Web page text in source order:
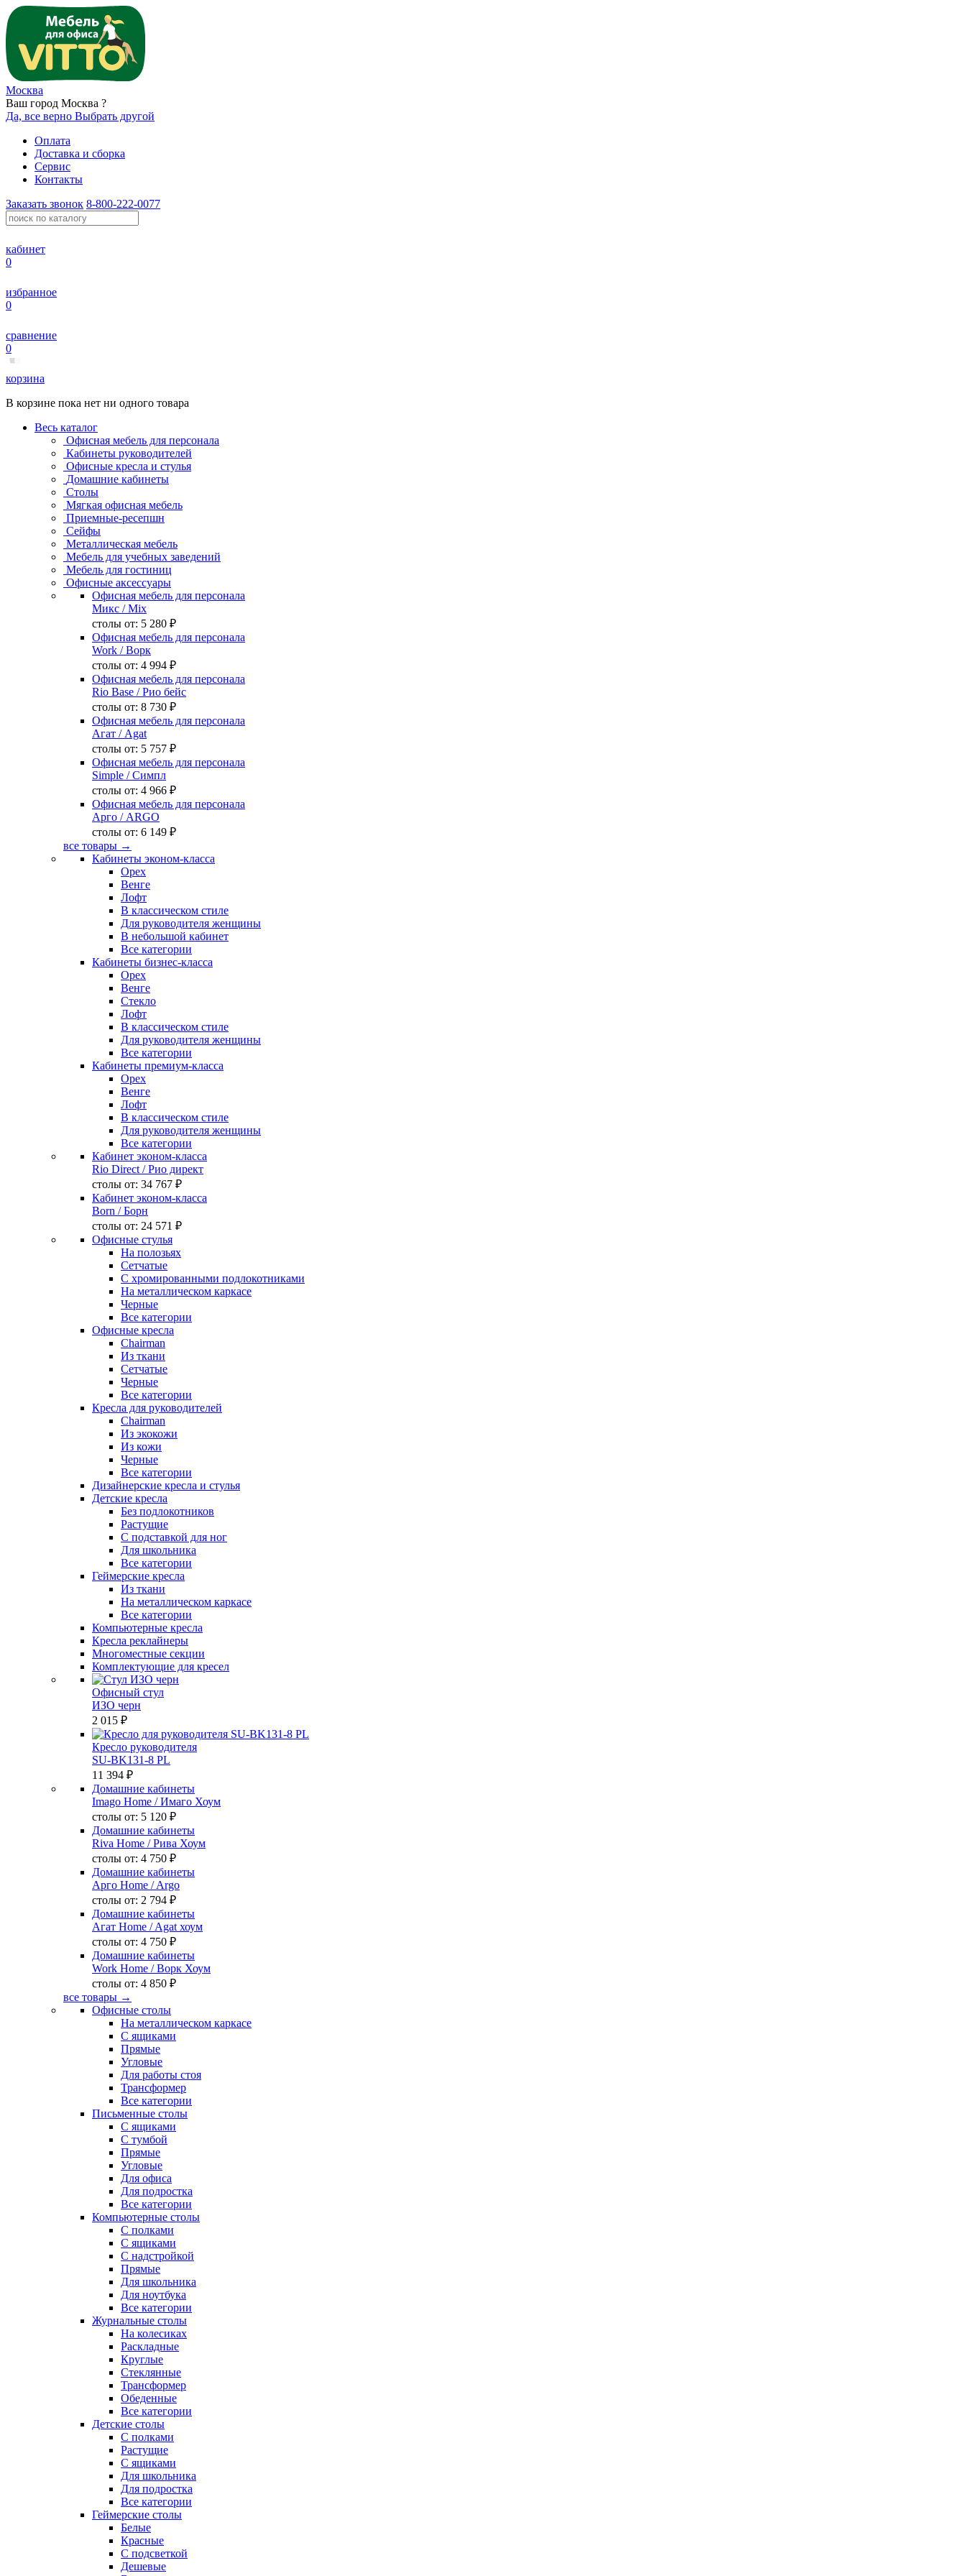
Москва
Ваш город Москва ?
Да, все верно Выбрать другой
Оплата
Доставка и сборка
Сервис
Контакты
Заказать звонок 8-800-222-0077
кабинет
0
избранное
0
сравнение
0
корзина
В корзине пока нет ни одного товара
Весь каталог
Офисная мебель для персонала
Кабинеты руководителей
Офисные кресла и стулья
Домашние кабинеты
Столы
Мягкая офисная мебель
Приемные-ресепшн
Сейфы
Металлическая мебель
Мебель для учебных заведений
Мебель для гостиниц
Офисные аксессуары
Офисная мебель для персонала
Микс / Mix
столы от: 5 280 ₽
Офисная мебель для персонала
Work / Ворк
столы от: 4 994 ₽
Офисная мебель для персонала
Rio Base / Рио бейс
столы от: 8 730 ₽
Офисная мебель для персонала
Агат / Agat
столы от: 5 757 ₽
Офисная мебель для персонала
Simple / Симпл
столы от: 4 966 ₽
Офисная мебель для персонала
Арго / ARGO
столы от: 6 149 ₽
все товары →
Кабинеты эконом-класса
Орех
Венге
Лофт
В классическом стиле
Для руководителя женщины
В небольшой кабинет
Все категории
Кабинеты бизнес-класса
Орех
Венге
Стекло
Лофт
В классическом стиле
Для руководителя женщины
Все категории
Кабинеты премиум-класса
Орех
Венге
Лофт
В классическом стиле
Для руководителя женщины
Все категории
Кабинет эконом-класса
Rio Direct / Рио директ
столы от: 34 767 ₽
Кабинет эконом-класса
Born / Борн
столы от: 24 571 ₽
Офисные стулья
На полозьях
Сетчатые
С хромированными подлокотниками
На металлическом каркасе
Черные
Все категории
Офисные кресла
Chairman
Из ткани
Сетчатые
Черные
Все категории
Кресла для руководителей
Chairman
Из экокожи
Из кожи
Черные
Все категории
Дизайнерские кресла и стулья
Детские кресла
Без подлокотников
Растущие
С подставкой для ног
Для школьника
Все категории
Геймерские кресла
Из ткани
На металлическом каркасе
Все категории
Компьютерные кресла
Кресла реклайнеры
Многоместные секции
Комплектующие для кресел
Офисный стул
ИЗО черн
2 015 ₽
Кресло руководителя
SU-BK131-8 PL
11 394 ₽
Домашние кабинеты
Imago Home / Имаго Хоум
столы от: 5 120 ₽
Домашние кабинеты
Riva Home / Рива Хоум
столы от: 4 750 ₽
Домашние кабинеты
Арго Home / Argo
столы от: 2 794 ₽
Домашние кабинеты
Агат Home / Agat хоум
столы от: 4 750 ₽
Домашние кабинеты
Work Home / Ворк Хоум
столы от: 4 850 ₽
все товары →
Офисные столы
На металлическом каркасе
С ящиками
Прямые
Угловые
Для работы стоя
Трансформер
Все категории
Письменные столы
С ящиками
С тумбой
Прямые
Угловые
Для офиса
Для подростка
Все категории
Компьютерные столы
С полками
С ящиками
С надстройкой
Прямые
Для школьника
Для ноутбука
Все категории
Журнальные столы
На колесиках
Раскладные
Круглые
Стеклянные
Трансформер
Обеденные
Все категории
Детские столы
С полками
Растущие
С ящиками
Для школьника
Для подростка
Все категории
Геймерские столы
Белые
Красные
С подсветкой
Дешевые